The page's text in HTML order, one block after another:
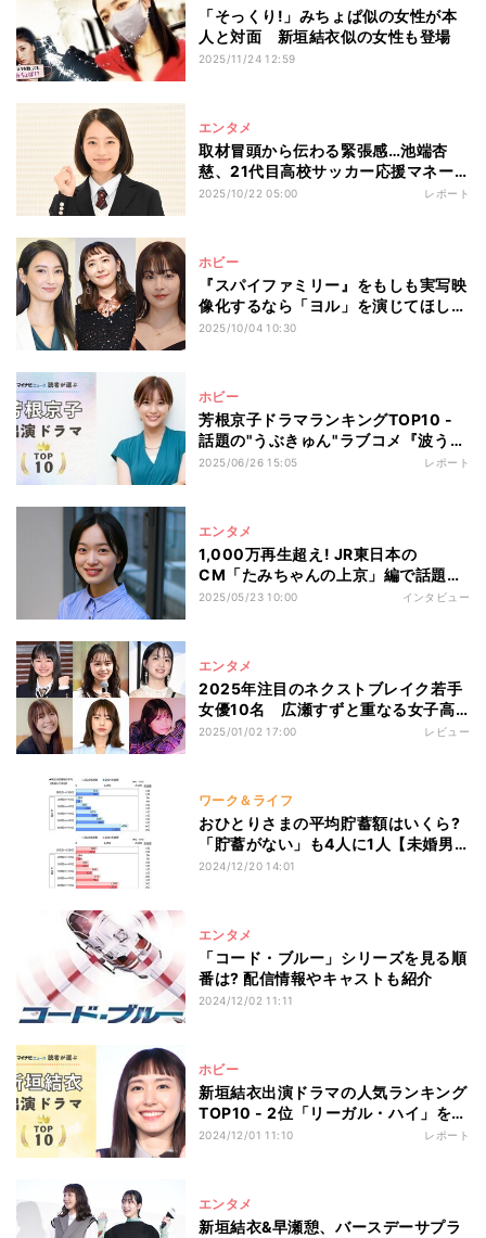
「そっくり!」みちょぱ似の女性が本
人と対面 新垣結衣似の女性も登場
2025/11/24 12:59
エンタメ
取材冒頭から伝わる緊張感…池端杏
慈、21代目高校サッカー応援マネー
ジャーに決定
2025/10/22 05:00 レポート
ホビー
『スパイファミリー』をもしも実写映
像化するなら「ヨル」を演じてほしい
のは…2位新垣結衣、1位に選ばれたの
2025/10/04 10:30
ホビー
芳根京子ドラマランキングTOP10 -
話題の"うぶきゅん"ラブコメ『波うら
らかに、めおと日和』が3位にランク
2025/06/26 15:05 レポート
エンタメ
1,000万再生超え! JR東日本の
CM「たみちゃんの上京」編で話題の
17歳・早瀬憩とは? 欅坂46・新垣結
2025/05/23 10:00 インタビュー
エンタメ
2025年注目のネクストブレイク若手
女優10名 広瀬すずと重なる女子高
生、抜てき続く10代モデル、『虎に
2025/01/02 17:00 レビュー
ワーク＆ライフ
おひとりさまの平均貯蓄額はいくら?
「貯蓄がない」も4人に1人【未婚男
女4700人調査】
2024/12/20 14:01
エンタメ
「コード・ブルー」シリーズを見る順
番は? 配信情報やキャストも紹介
2024/12/02 11:11
ホビー
新垣結衣出演ドラマの人気ランキング
TOP10 - 2位「リーガル・ハイ」を抑
えた圧倒的1位は?
2024/12/01 11:10 レポート
エンタメ
新垣結衣&早瀬憩、バースデーサプラ